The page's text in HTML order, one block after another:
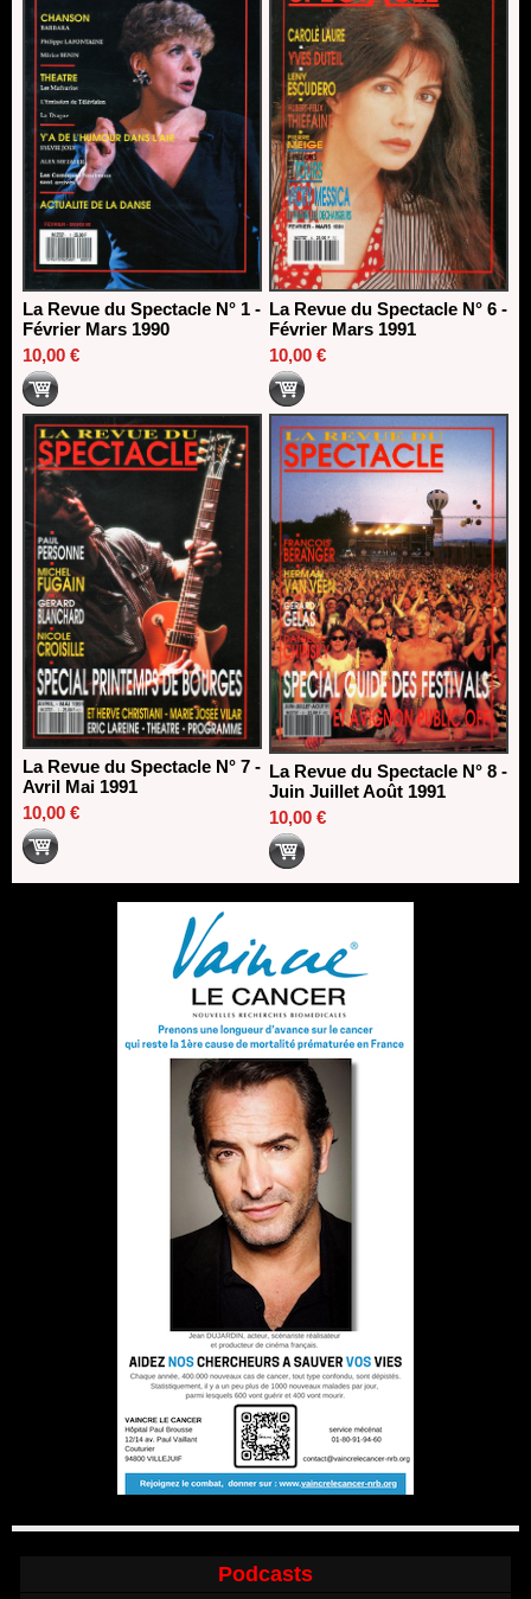
La Revue du Spectacle N° 1 -
Février Mars 1990
10,00 €
La Revue du Spectacle N° 6 -
Février Mars 1991
10,00 €
La Revue du Spectacle N° 7 -
Avril Mai 1991
10,00 €
La Revue du Spectacle N° 8 -
Juin Juillet Août 1991
10,00 €
Podcasts